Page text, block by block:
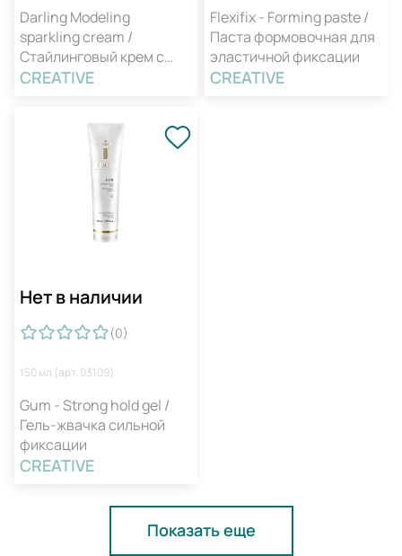
Darling Modeling
sparkling cream /
Стайлинговый крем с
блеском
CREATIVE
Flexifix - Forming paste /
Паста формовочная для
эластичной фиксации
CREATIVE
Нет в наличии
(0)
150 мл (арт. 03109)
Gum - Strong hold gel /
Гель-жвачка сильной
фиксации
CREATIVE
Показать еще